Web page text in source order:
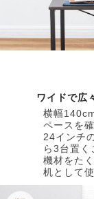
ワイドで広
横幅
ペースを
24インチ
ら3台置く
機材をた
机として